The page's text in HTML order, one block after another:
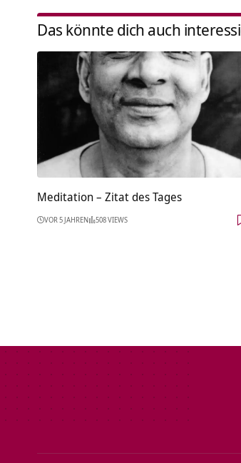
Das könnte dich auch
Meditation – Zitat des Tages
VOR 5 JAHREN 508 VIEWS